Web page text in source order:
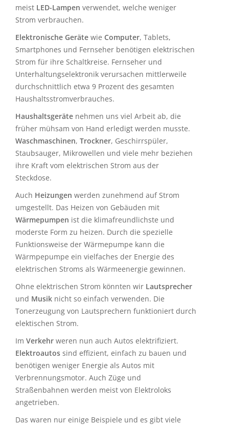
meist LED-Lampen verwendet, welche weniger
Strom verbrauchen.
Elektronische Geräte wie Computer, Tablets,
Smartphones und Fernseher benötigen elektrischen
Strom für ihre Schaltkreise. Fernseher und
Unterhaltungselektronik verursachen mittlerweile
durchschnittlich etwa 9 Prozent des gesamten
Haushaltsstromverbrauches.
Haushaltsgeräte nehmen uns viel Arbeit ab, die
früher mühsam von Hand erledigt werden musste.
Waschmaschinen, Trockner, Geschirrspüler,
Staubsauger, Mikrowellen und viele mehr beziehen
ihre Kraft vom elektrischen Strom aus der
Steckdose.
Auch Heizungen werden zunehmend auf Strom
umgestellt. Das Heizen von Gebäuden mit
Wärmepumpen ist die klimafreundlichste und
moderste Form zu heizen. Durch die spezielle
Funktionsweise der Wärmepumpe kann die
Wärmpepumpe ein vielfaches der Energie des
elektrischen Stroms als Wärmeenergie gewinnen.
Ohne elektrischen Strom könnten wir Lautsprecher
und Musik nicht so einfach verwenden. Die
Tonerzeugung von Lautsprechern funktioniert durch
elektischen Strom.
Im Verkehr weren nun auch Autos elektrifiziert.
Elektroautos sind effizient, einfach zu bauen und
benötigen weniger Energie als Autos mit
Verbrennungsmotor. Auch Züge und
Straßenbahnen werden meist von Elektroloks
angetrieben.
Das waren nur einige Beispiele und es gibt viele